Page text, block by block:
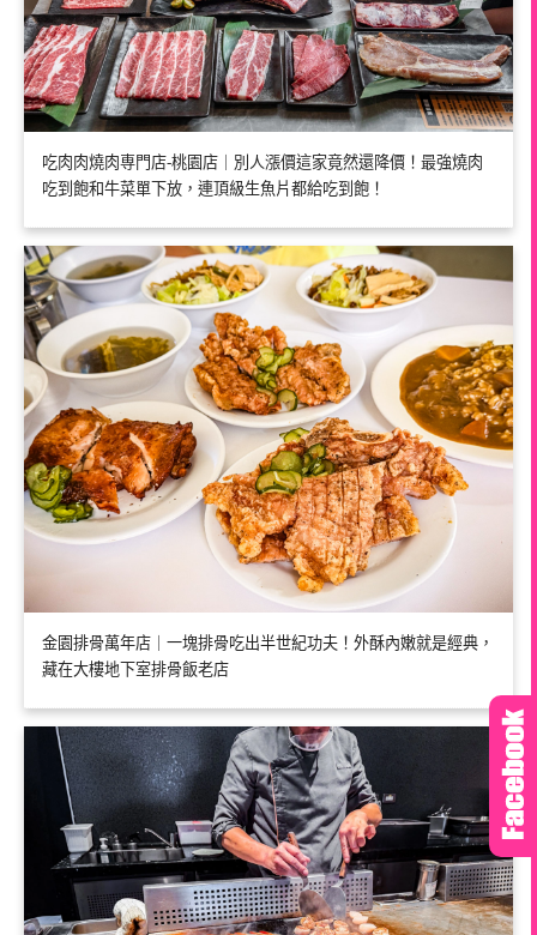
吃肉肉燒肉専門店-桃園店｜別人漲價這家竟然還降價！最強燒肉
吃到飽和牛菜單下放，連頂級生魚片都給吃到飽！
金園排骨萬年店｜一塊排骨吃出半世紀功夫！外酥內嫩就是經典，
藏在大樓地下室排骨飯老店